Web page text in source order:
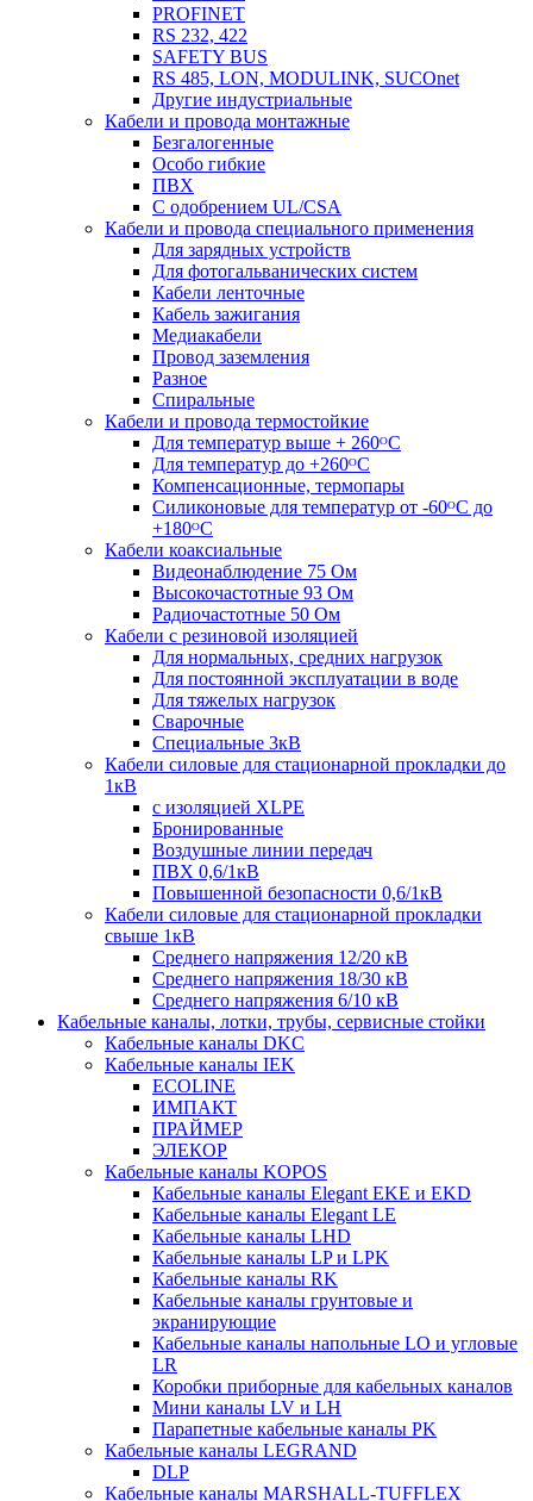
PROFINET
RS 232, 422
SAFETY BUS
RS 485, LON, MODULINK, SUCOnet
Другие индустриальные
Кабели и провода монтажные
Безгалогенные
Особо гибкие
ПВХ
С одобрением UL/CSA
Кабели и провода специального применения
Для зарядных устройств
Для фотогальванических систем
Кабели ленточные
Кабель зажигания
Медиакабели
Провод заземления
Разное
Спиральные
Кабели и провода термостойкие
Для температур выше + 260ᴼС
Для температур до +260ᴼС
Компенсационные, термопары
Силиконовые для температур от -60ᴼC до
+180ᴼС
Кабели коаксиальные
Видеонаблюдение 75 Ом
Высокочастотные 93 Ом
Радиочастотные 50 Ом
Кабели с резиновой изоляцией
Для нормальных, средних нагрузок
Для постоянной эксплуатации в воде
Для тяжелых нагрузок
Сварочные
Специальные 3кВ
Кабели силовые для стационарной прокладки до
1кВ
c изоляцией XLPE
Бронированные
Воздушные линии передач
ПВХ 0,6/1кВ
Повышенной безопасности 0,6/1кВ
Кабели силовые для стационарной прокладки
свыше 1кВ
Среднего напряжения 12/20 кВ
Среднего напряжения 18/30 кВ
Среднего напряжения 6/10 кВ
Кабельные каналы, лотки, трубы, сервисные стойки
Кабельные каналы DKC
Кабельные каналы IEK
ECOLINE
ИМПАКТ
ПРАЙМЕР
ЭЛЕКОР
Кабельные каналы KOPOS
Кабельные каналы Elegant EKE и EKD
Кабельные каналы Elegant LE
Кабельные каналы LHD
Кабельные каналы LP и LPK
Кабельные каналы RK
Кабельные каналы грунтовые и
экранирующие
Кабельные каналы напольные LO и угловые
LR
Коробки приборные для кабельных каналов
Мини каналы LV и LH
Парапетные кабельные каналы PK
Кабельные каналы LEGRAND
DLP
Кабельные каналы MARSHALL-TUFFLEX